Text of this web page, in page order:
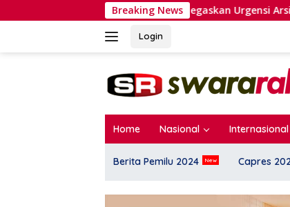
ke
Breaking News
Tegaskan Urgensi Arsitektur Perekonomian
Login
Home Nasional Internasional
Berita Pemilu 2024 Capres